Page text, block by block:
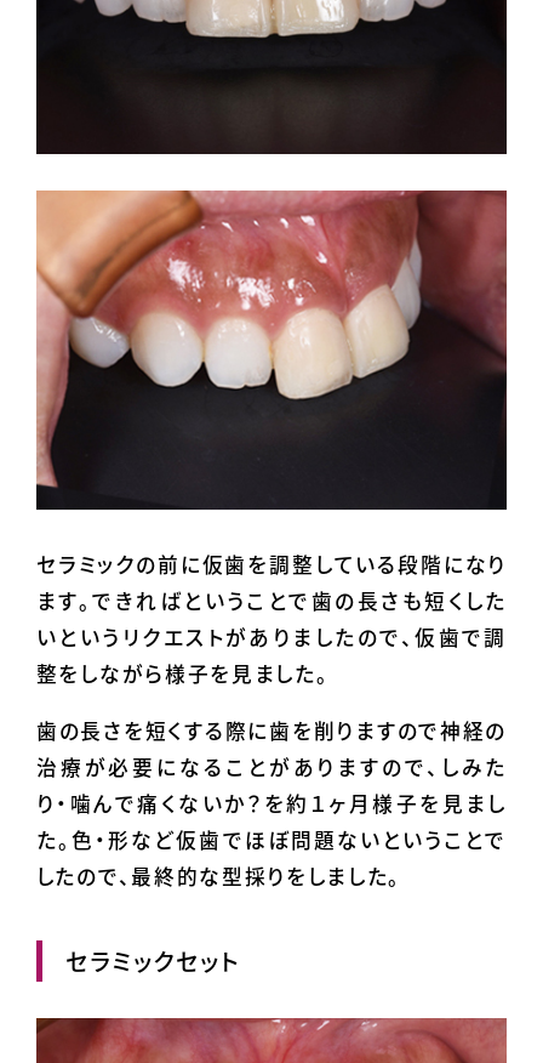
セラミックの前に仮歯を調整している段階になり
ます。できればということで歯の長さも短くした
いというリクエストがありましたので、仮歯で調
整をしながら様子を見ました。
歯の長さを短くする際に歯を削りますので神経の
治療が必要になることがありますので、しみた
り・噛んで痛くないか？を約１ヶ月様子を見まし
た。色・形など仮歯でほぼ問題ないということで
したので、最終的な型採りをしました。
セラミックセット